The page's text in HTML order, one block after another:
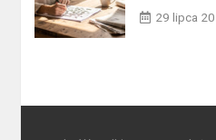
29 lipca